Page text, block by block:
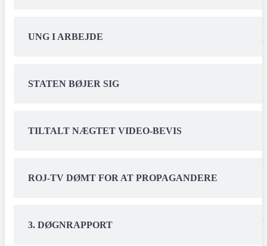
UNG I ARBEJDE
STATEN BØJER SIG
TILTALT NÆGTET VIDEO-BEVIS
ROJ-TV DØMT FOR AT PROPAGANDERE
3. DØGNRAPPORT